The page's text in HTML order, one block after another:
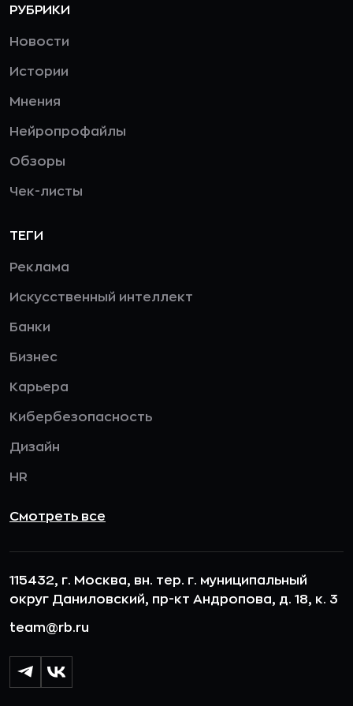
РУБРИКИ
Новости
Истории
Мнения
Нейропрофайлы
Обзоры
Чек-листы
ТЕГИ
Реклама
Искусственный интеллект
Банки
Бизнес
Карьера
Кибербезопасность
Дизайн
HR
Смотреть все
115432, г. Москва, вн. тер. г. муниципальный
округ Даниловский, пр-кт Андропова, д. 18, к. 3
team@rb.ru